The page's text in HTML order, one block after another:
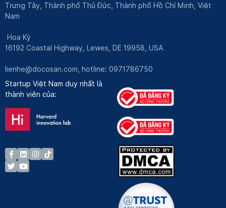
Trưng Tây, Thành phố Thủ Đức, Thành phố Hồ Chí Minh, Việt
Nam
Hoa Kỳ
16192 Coastal Highway, Lewes, DE 19958, USA
lienhe@docosan.com , hotline: 0971786750
Startup Việt Nam duy nhất là
thành viên của: